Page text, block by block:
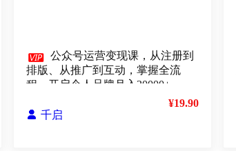
 公众号运营变现课，从注册到
排版、从推广到互动，掌握全流
程，开启个人品牌月入30000+
 千启
¥19.90